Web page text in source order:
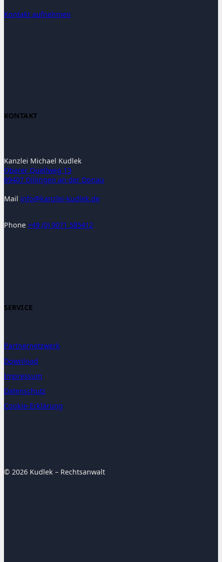
Kontakt aufnehmen
KONTAKT
Kanzlei Michael Kudlek
Oberer Quellweg 13
89407 Dillingen an der Donau
Mail
ed.ke
lduk-
ielzn
ak@of
ni
Phone +49 (0) 9071 585412
SERVICE
Partnernetzwerk
Download
Impressum
Datenschutz
Cookie-Erklärung
© 2026 Kudlek – Rechtsanwalt